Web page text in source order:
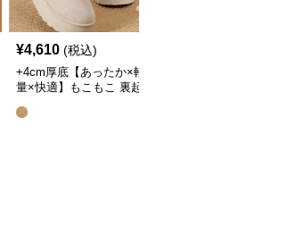
¥4,610 (税込)
+4cm厚底【あったか×軽
量×快適】もこもこ 裏起